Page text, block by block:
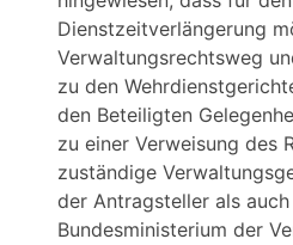
Dienstzeitverlängerung
Verwaltungsrechtsweg
zu den
den Beteiligten
zu einer Verweisung des
zuständige
der Antragsteller als
Bundesministerium der